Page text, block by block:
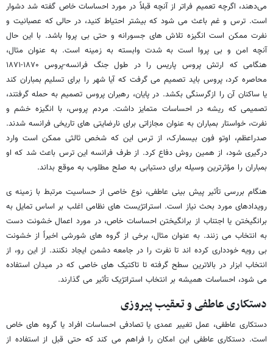
می‌دهند، اگرچه تعمیم فراتر از آنچه قبلاً در مورد احساسات خاص گفته شد دشوار
است. ترس و غم باعث می شود که بیشتر احتیاط کنید، در حالی که عصبانیت و
نفرت ممکن است انگیزه تلاش های جسورانه و حتی بی پروا باشد. با این حال
آنچه امن و بی پروا است به شدت وابسته به زمینه است. به عنوان مثال،
هنگامی که ارتش پروس پاریس را در طول جنگ فرانسه-پروس ۱۸۷۰-۱۸۷۱
محاصره کرد، پروس باید تصمیم می گرفت که آیا شهر را برای تسلیم بمباران کند
یا ساکنان آن را ازگرسنگی بکشد. در پایان، رهبران پروس تصمیم به حمله گرفتند،
تصمیمی که ریشه در احساسات متمایز داشت. مردم پروس، با انگیزه خشم و
نفرت، خواستار بمباران به عنوان مجازاتی برای نارضایتی های تاریخی فرانسه شدند.
صدراعظم، اوتو فون بیسمارک، از ترس این که شخص ثالثی ممکن است وارد
درگیری شود، از همین روش دفاع کرد. از طرف فرانسه این ترس باعث شد که او
بمباران را مؤثرترین وسیله برای دستیابی به صلح مطلوب به موقع بداند.
هنگام بررسی تأثیر پیش بینی عاطفی، نوع خاصی از حساسیت مرتبط با زمینه ی
رویدادهای مورد بحث نیاز است. استراتژیست های نظامی اغلب بر اساس تمایل به
برانگیختن یا اجتناب از برانگیختن احساسات خاص، در مورد اعمال خشونت دست
به انتخاب می زنند. به عنوان مثال، برخی از گروه های شورشی اخیراً از خشونت
بی رویه خودداری کرده اند تا نفرت را در جامعه دشمن ایجاد نکنند. از این رو، از
انتخاب ابزار در بالاترین سطح گرفته تا تاکتیک های خاصی که در میدان استفاده
می شود، احساسات همیشه بر انتخاب استراتژیک تأثیر می گذارند.
دستکاری عاطفی و تعقیب پیروزی
دستکاری عاطفی، عمل تغییر عمدی یا تصادفی احساسات افراد یا گروه های خاص
است. دستکاری عاطفی این امکان را فراهم می کند که حتی قبل از استفاده از